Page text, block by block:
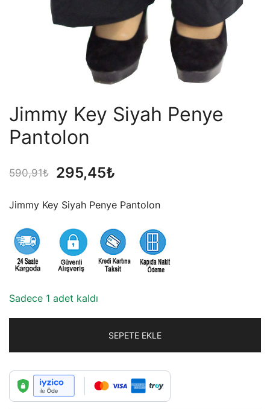
Jimmy Key Siyah Penye
Pantolon
590,91₺
Orijinal
295,45₺
295,45₺.
Jimmy Key Siyah Penye Pantolon
Sadece 1 adet kaldı
SEPETE EKLE